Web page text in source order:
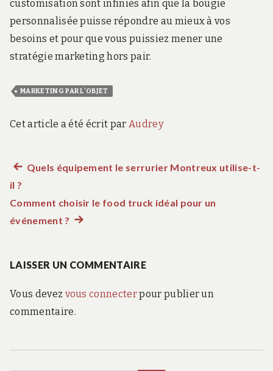
customisation sont infinies afin que la bougie
personnalisée puisse répondre au mieux à vos
besoins et pour que vous puissiez mener une
stratégie marketing hors pair.
MARKETING PAR L'OBJET
Cet article a été écrit par Audrey
Navigation
de
Article
Quels équipement le serrurier Montreux utilise-t-
il ?
Comment choisir le food truck idéal pour un
événement ? Article
LAISSER UN COMMENTAIRE
Vous devez vous connecterpour publier un
commentaire.